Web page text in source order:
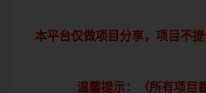
本平台仅做项目分享，项目不
温馨提示：（所有项目